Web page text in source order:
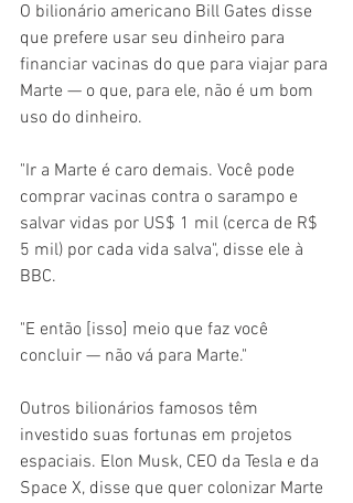
O bilionário americano Bill Gates disse
que prefere usar seu dinheiro para
financiar vacinas do que para viajar para
Marte — o que, para ele, não é um bom
uso do dinheiro.
"Ir a Marte é caro demais. Você pode
comprar vacinas contra o sarampo e
salvar vidas por US$ 1 mil (cerca de R$
5 mil) por cada vida salva", disse ele à
BBC.
"E então [isso] meio que faz você
concluir — não vá para Marte."
Outros bilionários famosos têm
investido suas fortunas em projetos
espaciais. Elon Musk, CEO da Tesla e da
Space X, disse que quer colonizar Marte